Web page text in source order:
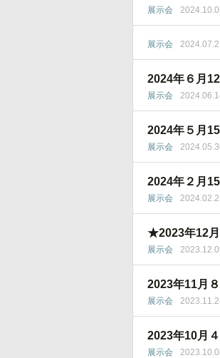
展示会
展示会
2024年６月
展示会
2024年５月
展示会
2024年２月
展示会
★2023年12
展示会
2023年11月
展示会
2023年10月
展示会